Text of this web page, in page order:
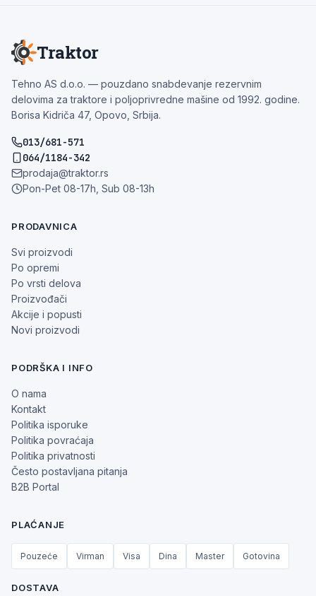
Traktor
Tehno AS d.o.o. — pouzdano snabdevanje rezervnim
delovima za traktore i poljoprivredne mašine od 1992. godine.
Borisa Kidriča 47, Opovo, Srbija.
013/681-571
064/1184-342
prodaja@traktor.rs
Pon-Pet 08-17h, Sub 08-13h
PRODAVNICA
Svi proizvodi
Po opremi
Po vrsti delova
Proizvođači
Akcije i popusti
Novi proizvodi
PODRŠKA I INFO
O nama
Kontakt
Politika isporuke
Politika povraćaja
Politika privatnosti
Često postavljana pitanja
B2B Portal
PLAĆANJE
Pouzeće Virman Visa Dina Master Gotovina
DOSTAVA